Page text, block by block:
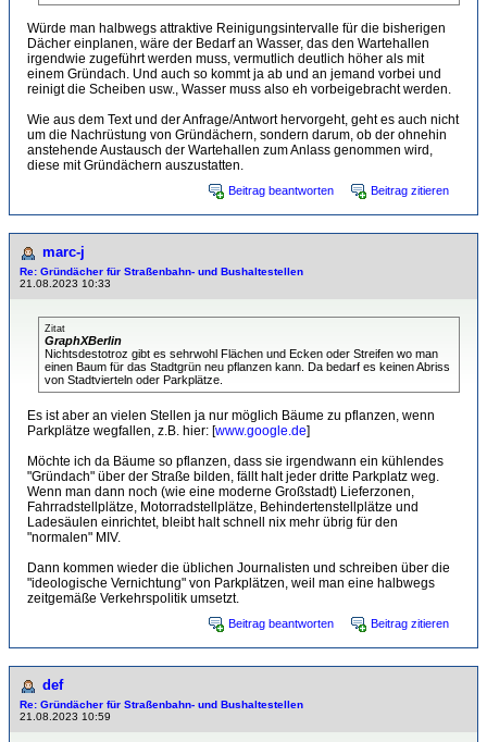
Würde man halbwegs attraktive Reinigungsintervalle für die bisherigen
Dächer einplanen, wäre der Bedarf an Wasser, das den Wartehallen
irgendwie zugeführt werden muss, vermutlich deutlich höher als mit
einem Gründach. Und auch so kommt ja ab und an jemand vorbei und
reinigt die Scheiben usw., Wasser muss also eh vorbeigebracht werden.
Wie aus dem Text und der Anfrage/Antwort hervorgeht, geht es auch nicht
um die Nachrüstung von Gründächern, sondern darum, ob der ohnehin
anstehende Austausch der Wartehallen zum Anlass genommen wird,
diese mit Gründächern auszustatten.
Beitrag beantworten Beitrag zitieren
marc-j
Re: Gründächer für Straßenbahn- und Bushaltestellen
21.08.2023 10:33
Zitat
GraphXBerlin
Nichtsdestotroz gibt es sehrwohl Flächen und Ecken oder Streifen wo man
einen Baum für das Stadtgrün neu pflanzen kann. Da bedarf es keinen Abriss
von Stadtvierteln oder Parkplätze.
Es ist aber an vielen Stellen ja nur möglich Bäume zu pflanzen, wenn
Parkplätze wegfallen, z.B. hier: [www.google.de]
Möchte ich da Bäume so pflanzen, dass sie irgendwann ein kühlendes
"Gründach" über der Straße bilden, fällt halt jeder dritte Parkplatz weg.
Wenn man dann noch (wie eine moderne Großstadt) Lieferzonen,
Fahrradstellplätze, Motorradstellplätze, Behindertenstellplätze und
Ladesäulen einrichtet, bleibt halt schnell nix mehr übrig für den
"normalen" MIV.
Dann kommen wieder die üblichen Journalisten und schreiben über die
"ideologische Vernichtung" von Parkplätzen, weil man eine halbwegs
zeitgemäße Verkehrspolitik umsetzt.
Beitrag beantworten Beitrag zitieren
def
Re: Gründächer für Straßenbahn- und Bushaltestellen
21.08.2023 10:59